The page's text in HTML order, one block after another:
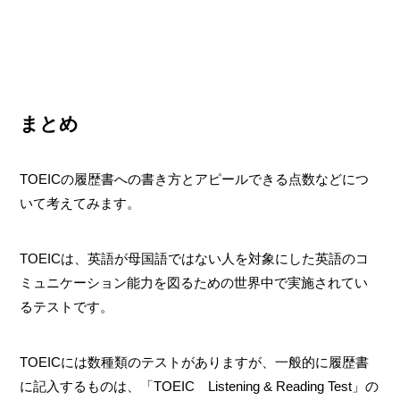
まとめ
TOEICの履歴書への書き方とアピールできる点数などにつ
いて考えてみます。
TOEICは、英語が母国語ではない人を対象にした英語のコ
ミュニケーション能力を図るための世界中で実施されてい
るテストです。
TOEICには数種類のテストがありますが、一般的に履歴書
に記入するものは、「TOEIC Listening & Reading Test」の